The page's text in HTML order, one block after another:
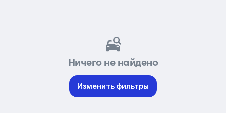
Ничего не найдено
Изменить фильтры